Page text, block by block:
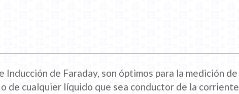
de Faraday, son óptimos para la medición de
de cualquier líquido que sea conductor de la corriente